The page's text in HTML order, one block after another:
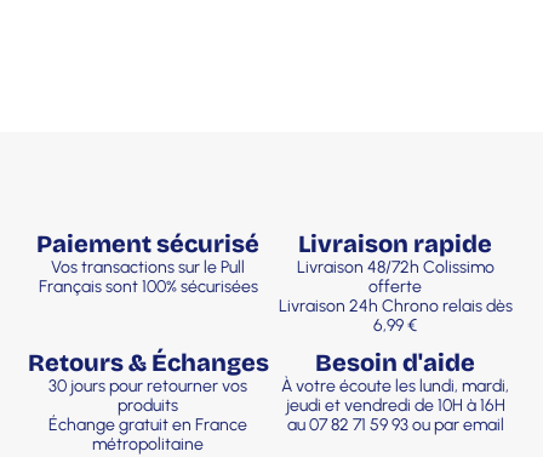
Paiement sécurisé
Vos transactions sur le Pull
Français sont 100% sécurisées
Livraison rapide
Livraison 48/72h Colissimo
offerte
Livraison 24h Chrono relais dès
6,99 €
Retours & Échanges
30 jours pour retourner vos
produits
Échange gratuit en France
métropolitaine
Besoin d'aide
À votre écoute les lundi, mardi,
jeudi et vendredi de 10H à 16H
au 07 82 71 59 93 ou par email